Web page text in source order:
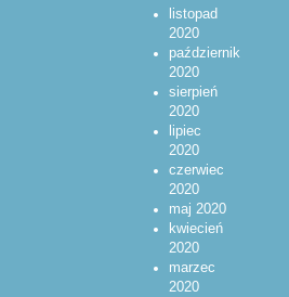
listopad
2020
październik
2020
sierpień
2020
lipiec
2020
czerwiec
2020
maj 2020
kwiecień
2020
marzec
2020